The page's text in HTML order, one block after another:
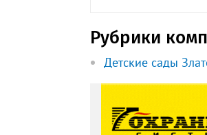
Рубрики
Детские сады